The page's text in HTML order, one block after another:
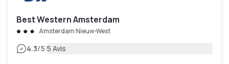
Best Western Amsterdam
Amsterdam Nieuw-West
4.3/5|5 Avis